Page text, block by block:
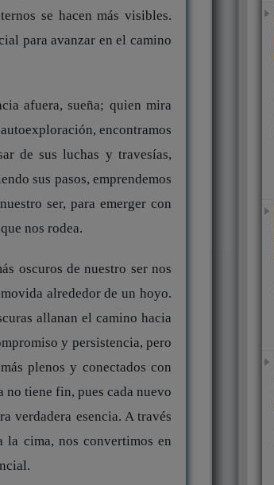
se hacen más visibles.
para avanzar en el camino
afuera, sueña; quien mira
encontramos
de sus luchas y travesías,
sus pasos, emprendemos
ser, para emerger con
nos rodea.
oscuros de nuestro ser nos
alrededor de un hoyo.
allanan el camino hacia
y persistencia, pero
plenos y conectados con
tiene fin, pues cada nuevo
verdadera esencia. A través
la cima, nos convertimos en